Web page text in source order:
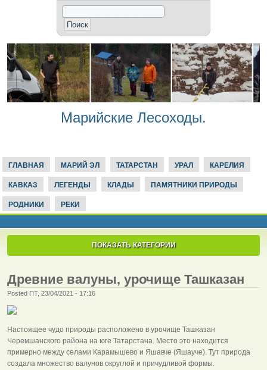
Марийские Лесоходы.
ГЛАВНАЯ МАРИЙ ЭЛ ТАТАРСТАН УРАЛ КАРЕЛИЯ
КАВКАЗ ЛЕГЕНДЫ КЛАДЫ ПАМЯТНИКИ ПРИРОДЫ
РОДНИКИ РЕКИ
ПОКАЗАТЬ КАТЕГОРИИ
Древние валуны, урочище Ташказан
Posted ПТ, 23/04/2021 - 17:16
Настоящее чудо природы расположено в урочище Ташказан
Черемшанского района на юге Татарстана. Место это находится
примерно между селами Карамышево и Яшавче (Яшауче). Тут природа
создала множество валунов округлой и причудливой формы.